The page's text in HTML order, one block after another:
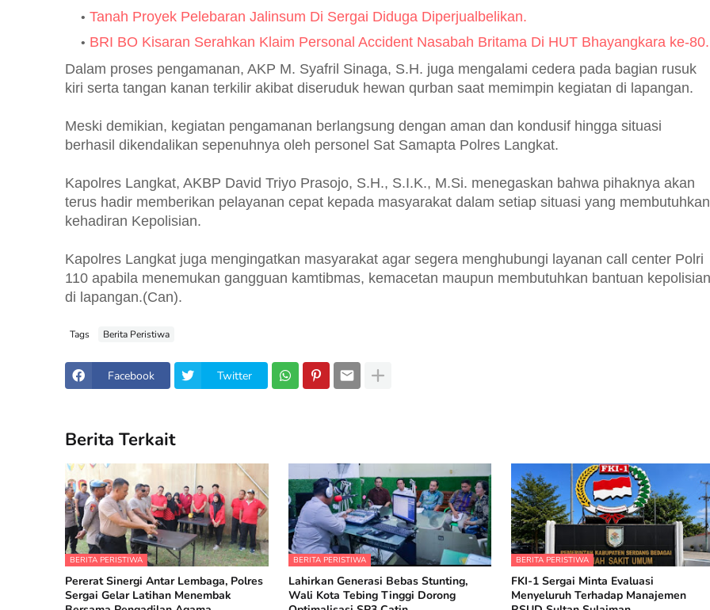
Tanah Proyek Pelebaran Jalinsum Di Sergai Diduga Diperjualbelikan.
BRI BO Kisaran Serahkan Klaim Personal Accident Nasabah Britama Di HUT Bhayangkara ke-80.
Dalam proses pengamanan, AKP M. Syafril Sinaga, S.H. juga mengalami cedera pada bagian rusuk
kiri serta tangan kanan terkilir akibat diseruduk hewan qurban saat memimpin kegiatan di lapangan.
Meski demikian, kegiatan pengamanan berlangsung dengan aman dan kondusif hingga situasi
berhasil dikendalikan sepenuhnya oleh personel Sat Samapta Polres Langkat.
Kapolres Langkat, AKBP David Triyo Prasojo, S.H., S.I.K., M.Si. menegaskan bahwa pihaknya akan
terus hadir memberikan pelayanan cepat kepada masyarakat dalam setiap situasi yang membutuhkan
kehadiran Kepolisian.
Kapolres Langkat juga mengingatkan masyarakat agar segera menghubungi layanan call center Polri
110 apabila menemukan gangguan kamtibmas, kemacetan maupun membutuhkan bantuan kepolisian
di lapangan.(Can).
Tags Berita Peristiwa
Facebook Twitter
Berita Terkait
BERITA PERISTIWA
Pererat Sinergi Antar Lembaga, Polres
Sergai Gelar Latihan Menembak
BERITA PERISTIWA
Lahirkan Generasi Bebas Stunting,
Wali Kota Tebing Tinggi Dorong
BERITA PERISTIWA
FKI-1 Sergai Minta Evaluasi
Menyeluruh Terhadap Manajemen